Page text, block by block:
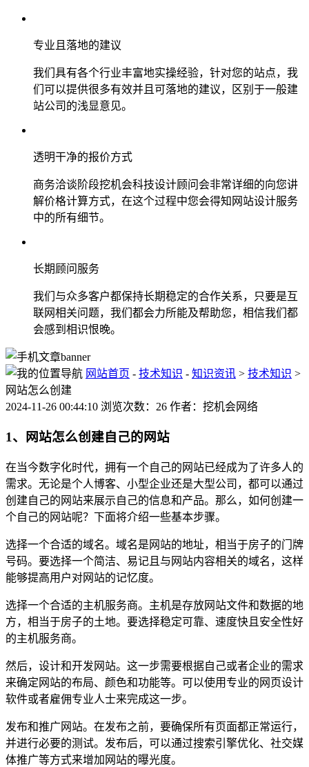
专业且落地的建议
我们具有各个行业丰富地实操经验，针对您的站点，我
们可以提供很多有效并且可落地的建议，区别于一般建
站公司的浅显意见。
透明干净的报价方式
商务洽谈阶段挖机会科技设计顾问会非常详细的向您讲
解价格计算方式，在这个过程中您会得知网站设计服务
中的所有细节。
长期顾问服务
我们与众多客户都保持长期稳定的合作关系，只要是互
联网相关问题，我们都会力所能及帮助您，相信我们都
会感到相识恨晚。
网站首页 - 技术知识 - 知识资讯 > 技术知识 >
网站怎么创建
2024-11-26 00:44:10 浏览次数：26 作者：挖机会网络
1、网站怎么创建自己的网站
在当今数字化时代，拥有一个自己的网站已经成为了许多人的
需求。无论是个人博客、小型企业还是大型公司，都可以通过
创建自己的网站来展示自己的信息和产品。那么，如何创建一
个自己的网站呢？下面将介绍一些基本步骤。
选择一个合适的域名。域名是网站的地址，相当于房子的门牌
号码。要选择一个简洁、易记且与网站内容相关的域名，这样
能够提高用户对网站的记忆度。
选择一个合适的主机服务商。主机是存放网站文件和数据的地
方，相当于房子的土地。要选择稳定可靠、速度快且安全性好
的主机服务商。
然后，设计和开发网站。这一步需要根据自己或者企业的需求
来确定网站的布局、颜色和功能等。可以使用专业的网页设计
软件或者雇佣专业人士来完成这一步。
发布和推广网站。在发布之前，要确保所有页面都正常运行，
并进行必要的测试。发布后，可以通过搜索引擎优化、社交媒
体推广等方式来增加网站的曝光度。